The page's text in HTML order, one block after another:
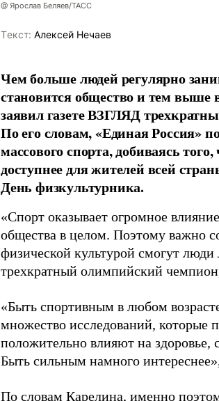
@ Ярослав Беляев/ТАСС
Tекст: Алексей Нечаев
Чем больше людей регулярно
становится общество и тем выше
заявил газете ВЗГЛЯД
По его словам, «Единая Россия»
массового спорта, добиваясь
доступнее для жителей всей
День физкультурника.
«Спорт оказывает огромное
общества в целом. Поэтому важно
физической культурой смогут
трехкратный олимпийский
«Быть спортивным в любом
множество исследований, которые
положительно влияют на здоровье,
Быть сильным намного
По словам Карелина, именно